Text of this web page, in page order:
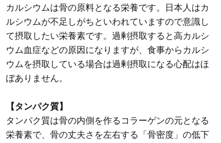
カルシウムは骨の原料となる栄養です。日本人はカ
ルシウムが不足しがちといわれていますので意識し
て摂取したい栄養素です。過剰摂取すると高カルシ
ウム血症などの原因になりますが、食事からカルシ
ウムを摂取している場合は過剰摂取になる心配はほ
ぼありません。
【タンパク質】
タンパク質は骨の内側を作るコラーゲンの元となる
栄養素で、骨の丈夫さを左右する「骨密度」の低下